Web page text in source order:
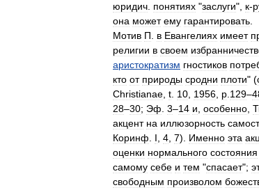
юридич понятиях "заслуги", к-
она может ему гарантировать
Мотив П в Евангелиях имеет
религии в своем
аристократизм гностиков
кто от природы сродни плоти" (
Christianae t 10 1956 p 129–
28–30; Эф 3–14 и особенно
акцент на иллюзорность
Коринф
I 4 7). Именно эта
оценки нормального состояния
самому себе и тем "спасает";
свободным произволом